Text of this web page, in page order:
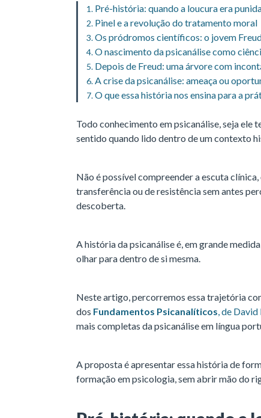
Pré-história: quando a loucura era
Pinel e a revolução do tratamento moral
Os pródromos científicos: o jovem
O nascimento da psicanálise como
Depois de Freud: uma árvore com
A crise da psicanálise: ameaça ou
O que essa história nos ensina para a
Todo conhecimento em psicanálise, seja
sentido quando lido dentro de um contexto
Não é possível compreender a escuta
transferência ou de resistência sem antes
descoberta.
A história da psicanálise é, em grande
olhar para dentro de si mesma.
Neste artigo, percorremos essa trajetória
dos Fundamentos Psicanalíticos, de David
mais completas da psicanálise em língua
A proposta é apresentar essa história de
formação em psicologia, sem abrir mão do